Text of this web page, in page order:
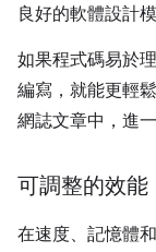
良好的軟體設計
如果程式碼易於
編寫，就能更輕
網誌文章中，進
可調整的效能
在速度、記憶體